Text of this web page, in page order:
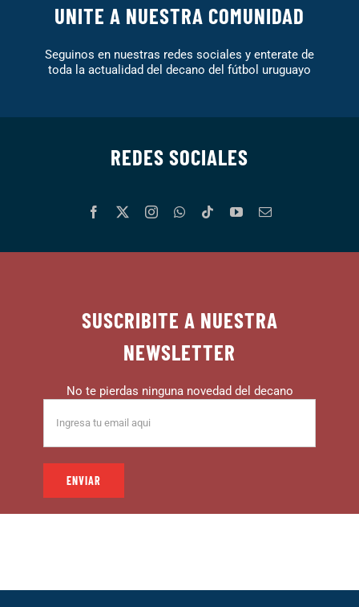
UNITE A NUESTRA COMUNIDAD
Seguinos en nuestras redes sociales y enterate de
toda la actualidad del decano del fútbol uruguayo
REDES SOCIALES
SUSCRIBITE A NUESTRA
NEWSLETTER
No te pierdas ninguna novedad del decano